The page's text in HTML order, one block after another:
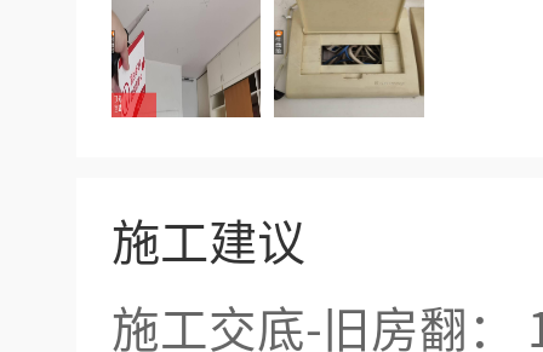
施工建议
施工交底-旧房翻：